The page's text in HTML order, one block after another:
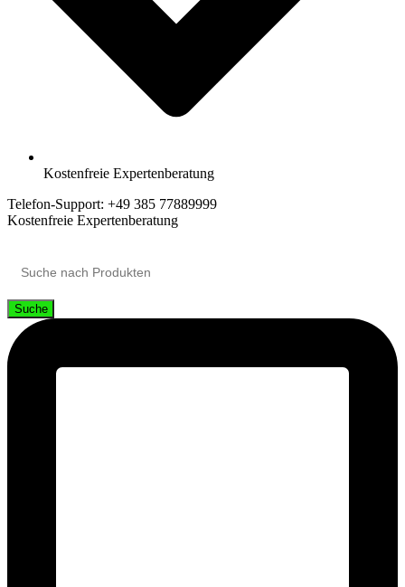
Kostenfreie Expertenberatung
Telefon-Support: +49 385 77889999
Kostenfreie Expertenberatung
Suche